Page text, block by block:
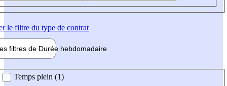
le filtre du type de contrat
filtres de Durée hebdomadaire
Temps plein (1)